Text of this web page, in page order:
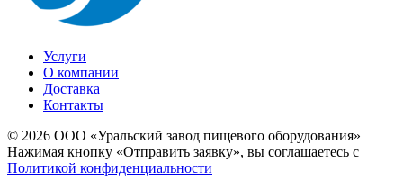
Услуги
О компании
Доставка
Контакты
© 2026 ООО «Уральский завод пищевого оборудования»
Нажимая кнопку «Отправить заявку», вы соглашаетесь с
Политикой конфиденциальности